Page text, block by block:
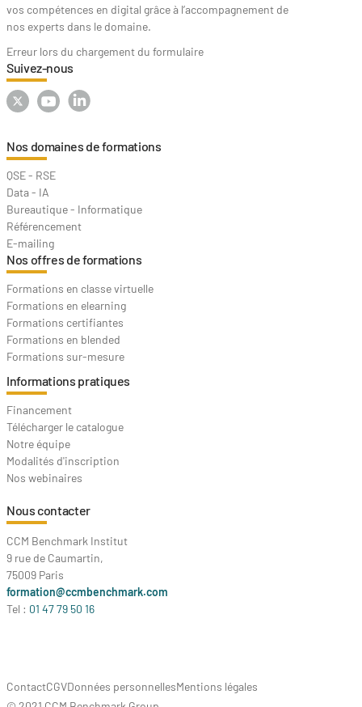
vos compétences en digital grâce à l’accompagnement de
nos experts dans le domaine.
Erreur lors du chargement du formulaire
Suivez-nous
Nos domaines de formations
QSE - RSE
Data - IA
Bureautique - Informatique
Référencement
E-mailing
Nos offres de formations
Formations en classe virtuelle
Formations en elearning
Formations certifiantes
Formations en blended
Formations sur-mesure
Informations pratiques
Financement
Télécharger le catalogue
Notre équipe
Modalités d'inscription
Nos webinaires
Nous contacter
CCM Benchmark Institut
9 rue de Caumartin,
75009 Paris
formation@ccmbenchmark.com
Tel : 01 47 79 50 16
ContactCGVDonnées personnellesMentions légales